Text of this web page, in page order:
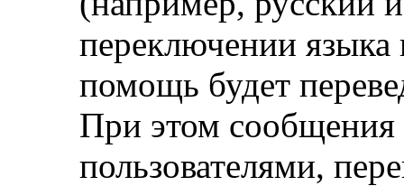
переключении
помощь будет
При этом
пользователями,